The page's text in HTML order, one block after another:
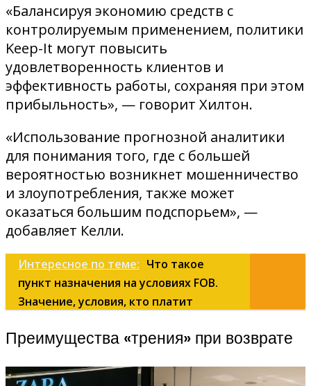
«Балансируя экономию средств с
контролируемым применением, политики
Keep-It могут повысить
удовлетворенность клиентов и
эффективность работы, сохраняя при этом
прибыльность», — говорит Хилтон.
«Использование прогнозной аналитики
для понимания того, где с большей
вероятностью возникнет мошенничество
и злоупотребления, также может
оказаться большим подспорьем», —
добавляет Келли.
Интересное по теме: Что такое
пункт назначения на условиях FOB.
Значение, условия, кто платит
Преимущества «трения» при возврате